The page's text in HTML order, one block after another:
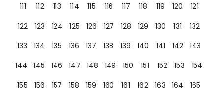
111
112 113 114 115 116 117 118 119 120
121
122
123 124 125 126 127 128 129 130 131
132
133
134 135 136 137 138 139 140 141 142
143
144
145 146 147 148 149 150 151 152 153
154
155
156 157 158 159 160 161 162 163 164
165